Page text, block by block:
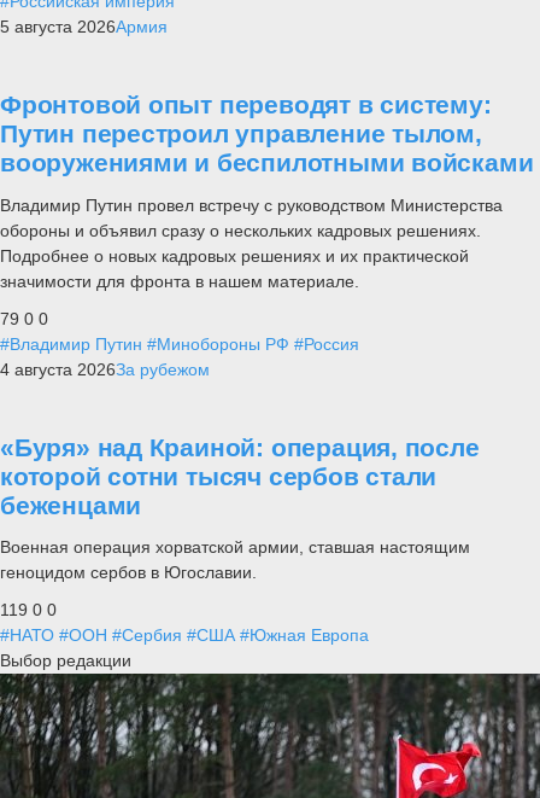
5 августа 2026Армия
Фронтовой опыт переводят в систему:
Путин перестроил управление тылом,
вооружениями и беспилотными войсками
Владимир Путин провел встречу с руководством Министерства
обороны и объявил сразу о нескольких кадровых решениях.
Подробнее о новых кадровых решениях и их практической
значимости для фронта в нашем материале.
79 0 0
#Владимир Путин #Минобороны РФ #Россия
4 августа 2026За рубежом
«Буря» над Краиной: операция, после
которой сотни тысяч сербов стали
беженцами
Военная операция хорватской армии, ставшая настоящим
геноцидом сербов в Югославии.
119 0 0
#НАТО #ООН #Сербия #США #Южная Европа
Выбор редакции